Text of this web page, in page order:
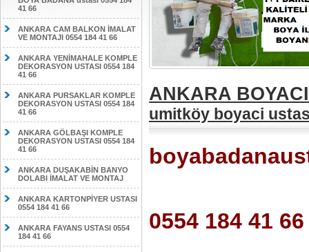
41 66
ANKARA CAM BALKON İMALAT
VE MONTAJI 0554 184 41 66
ANKARA YENİMAHALE KOMPLE
DEKORASYON USTASI 0554 184
41 66
ANKARA PURSAKLAR KOMPLE
DEKORASYON USTASI 0554 184
41 66
ANKARA GÖLBAŞI KOMPLE
DEKORASYON USTASI 0554 184
41 66
ANKARA DUŞAKABİN BANYO
DOLABI İMALAT VE MONTAJ
ANKARA KARTONPİYER USTASI
0554 184 41 66
ANKARA FAYANS USTASI 0554
184 41 66
ANKARA
umitköy boyaci
0554 184 41 66